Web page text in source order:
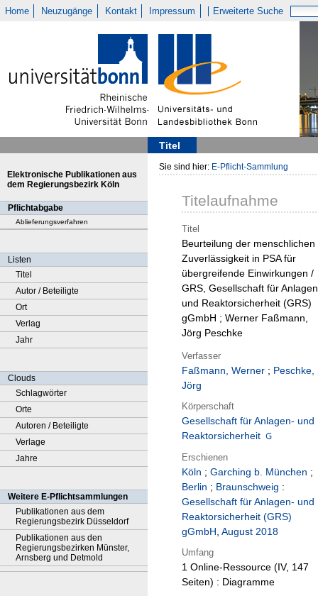
Home Neuzugänge Kontakt Impressum Erweiterte Suche
Titel
Elektronische Publikationen aus
dem Regierungsbezirk Köln
Pflichtabgabe
Ablieferungsverfahren
Listen
Titel
Autor / Beteiligte
Ort
Verlag
Jahr
Clouds
Schlagwörter
Orte
Autoren / Beteiligte
Verlage
Jahre
Weitere E-Pflichtsammlungen
Publikationen aus dem
Regierungsbezirk Düsseldorf
Publikationen aus den
Regierungsbezirken Münster,
Arnsberg und Detmold
Sie sind hier: E-Pflicht-Sammlung
Titelaufnahme
Titel
Beurteilung der menschlichen
Zuverlässigkeit in PSA für
übergreifende Einwirkungen /
GRS, Gesellschaft für
und Reaktorsicherheit (GRS)
gGmbH ; Werner Faßmann,
Jörg Peschke
Verfasser
Faßmann, Werner ; Peschke,
Jörg
Körperschaft
Gesellschaft für Anlagen- und
Reaktorsicherheit
Erschienen
Köln ; Garching b. München ;
Berlin ; Braunschweig :
Gesellschaft für Anlagen- und
Reaktorsicherheit (GRS)
gGmbH, August 2018
Umfang
1 Online-Ressource (IV, 147
Seiten) : Diagramme